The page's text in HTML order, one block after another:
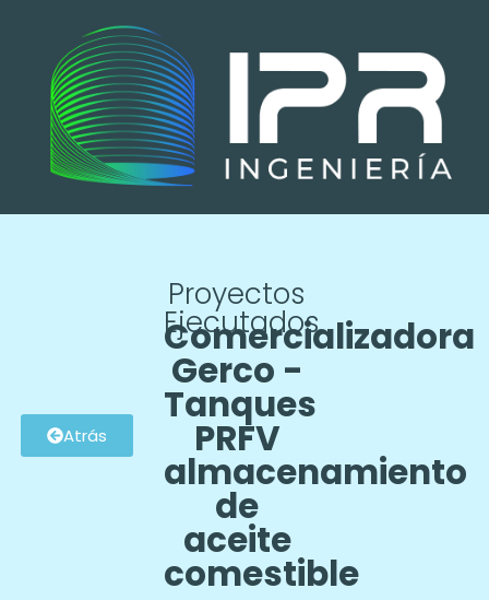
Atrás
Proyectos
Ejecutados
Comercializadora
Gerco -
Tanques
PRFV
almacenamiento
de
aceite
comestible